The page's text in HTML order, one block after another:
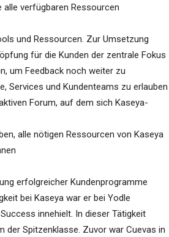
alle verfügbaren Ressourcen
und Ressourcen. Zur Umsetzung
für die Kunden der zentrale Fokus
um Feedback noch weiter zu
Services und Kundenteams zu erlauben
Forum, auf dem sich Kaseya-
alle nötigen Ressourcen von Kaseya
erfolgreicher Kundenprogramme
bei Kaseya war er bei Yodle
innehielt. In dieser Tätigkeit
der Spitzenklasse. Zuvor war Cuevas in